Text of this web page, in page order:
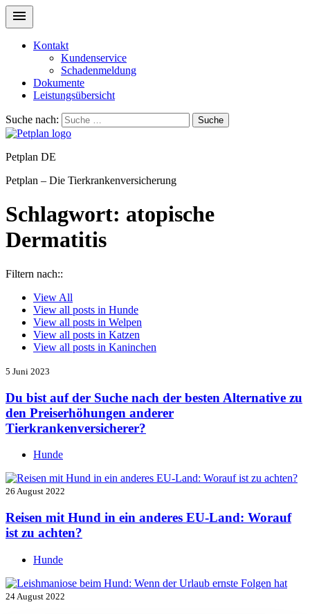
Kontakt
Kundenservice
Schadenmeldung
Dokumente
Leistungsübersicht
Suche nach: Suche
Petplan DE
Petplan – Die Tierkrankenversicherung
Schlagwort: atopische
Dermatitis
Filtern nach::
View All
View all posts in Hunde
View all posts in Welpen
View all posts in Katzen
View all posts in Kaninchen
5 Juni 2023
Du bist auf der Suche nach der besten Alternative zu
den Preiserhöhungen anderer
Tierkrankenversicherer?
Hunde
26 August 2022
Reisen mit Hund in ein anderes EU-Land: Worauf
ist zu achten?
Hunde
24 August 2022